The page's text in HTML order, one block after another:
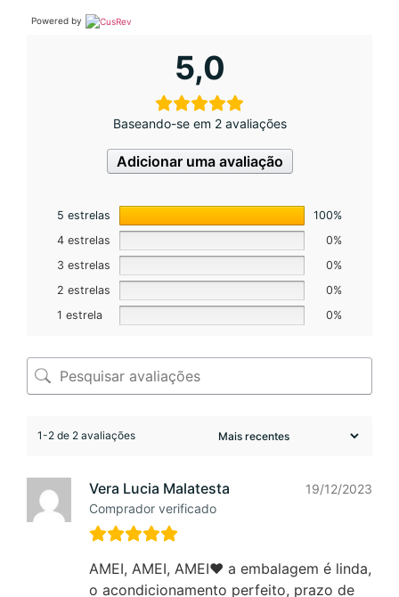
Powered by
5,0
Baseando-se em 2 avaliações
Adicionar uma avaliação
5 estrelas
100%
4 estrelas
0%
3 estrelas
0%
2 estrelas
0%
1 estrela
0%
1-2 de 2 avaliações
Vera Lucia Malatesta
Comprador verificado
19/12/2023
AMEI, AMEI, AMEI❤️ a embalagem é linda,
o acondicionamento perfeito, prazo de